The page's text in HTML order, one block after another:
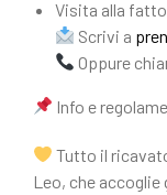
Visita alla
Scrivi a
Oppure
Info e
Tutto il
Leo, che